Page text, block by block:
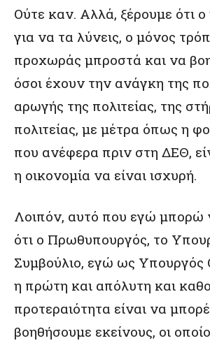
Ούτε καν. Αλλά, ξέρουμε ότι
για να τα λύνεις, ο μόνος
προχωράς μπροστά και να
όσοι έχουν την ανάγκη της
αρωγής της πολιτείας, της
πολιτείας, με μέτρα όπως η
που ανέφερα πριν στη ΔΕΘ,
η οικονομία να είναι ισχυρή.
Λοιπόν, αυτό που εγώ μπορώ
ότι ο Πρωθυπουργός, το
Συμβούλιο, εγώ ως Υπουργός
η πρώτη και απόλυτη και
προτεραιότητα είναι να
βοηθήσουμε εκείνους, οι